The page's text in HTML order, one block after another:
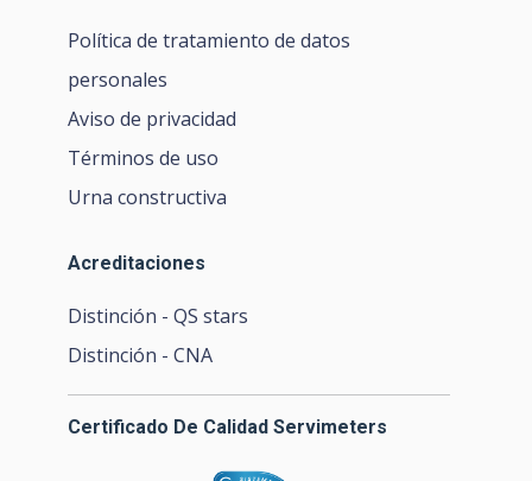
Política de tratamiento de datos
personales
Aviso de privacidad
Términos de uso
Urna constructiva
Acreditaciones
Distinción - QS stars
Distinción - CNA
Certificado De Calidad Servimeters